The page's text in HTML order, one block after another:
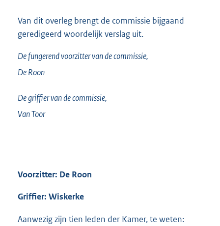
Van dit overleg brengt de commissie bijgaand
geredigeerd woordelijk verslag uit.
De fungerend voorzitter van de commissie,
De Roon
De griffier van de commissie,
Van Toor
Voorzitter: De Roon
Griffier: Wiskerke
Aanwezig zijn tien leden der Kamer, te weten: